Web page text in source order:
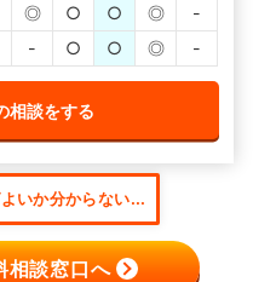
◎ ○ ○ ◎
-
- ○ ○ ◎ -
相談をする
いか分からない...
相談窓口へ